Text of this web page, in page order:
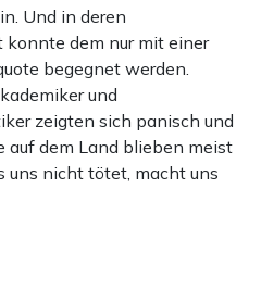
Und in deren
konnte dem nur mit einer
begegnet werden.
und
zeigten sich panisch und
auf dem Land blieben meist
uns nicht tötet, macht uns